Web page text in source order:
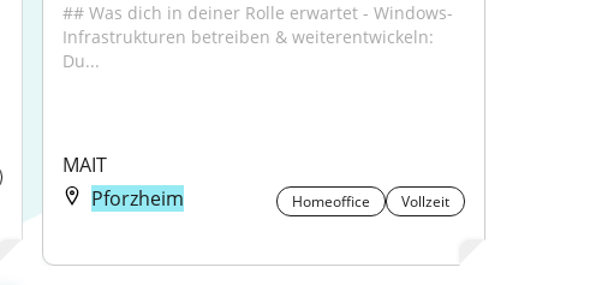
## Was dich in deiner Rolle erwartet - Windows-
Infrastrukturen betreiben & weiterentwickeln:
Du...
MAIT
Pforzheim
Homeoffice Vollzeit